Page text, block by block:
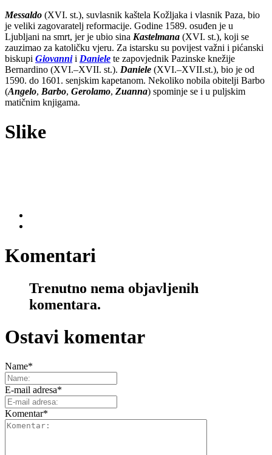
Messaldo (XVI. st.), suvlasnik kaštela Kožljaka i vlasnik Paza, bio
je veliki zagovaratelj reformacije. Godine 1589. osuđen je u
Ljubljani na smrt, jer je ubio sina Kastelmana (XVI. st.), koji se
zauzimao za katoličku vjeru. Za istarsku su povijest važni i pićanski
biskupi Giovannii Daniele te zapovjednik Pazinske knežije
Bernardino (XVI.–XVII. st.). Daniele (XVI.–XVII.st.), bio je od
1590. do 1601. senjskim kapetanom. Nekoliko nobila obitelji Barbo
(Angelo, Barbo, Gerolamo, Zuanna) spominje se i u puljskim
matičnim knjigama.
Slike
Komentari
Trenutno nema objavljenih
komentara.
Ostavi komentar
Name*
E-mail adresa*
Komentar*